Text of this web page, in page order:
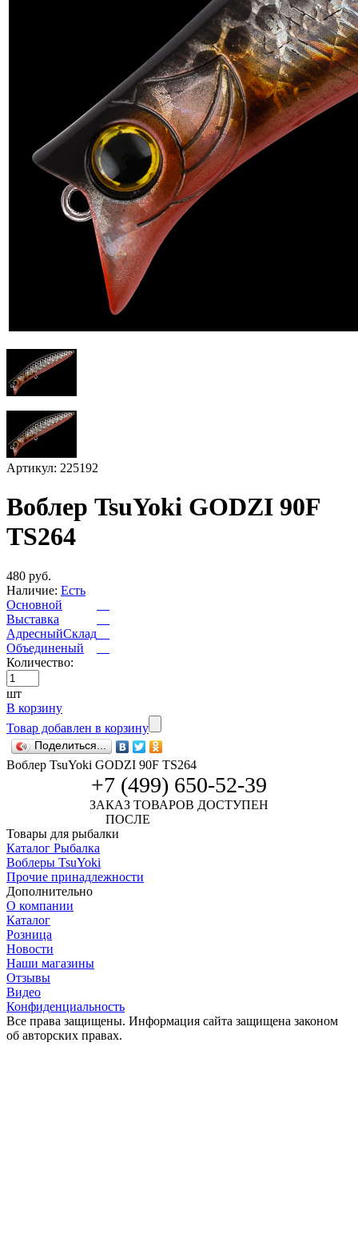
Артикул: 225192
Воблер TsuYoki GODZI 90F
TS264
480 руб.
Наличие: Есть
Основной
Выставка
АдресныйСклад
Объединеный
Количество:
шт
В корзину
Товар добавлен в корзину
Поделиться...
Воблер TsuYoki GODZI 90F TS264
+7 (499) 650-52-39
ЗАКАЗ ТОВАРОВ ДОСТУПЕН
ПОСЛЕ
Товары для рыбалки
Каталог Рыбалка
Воблеры TsuYoki
Прочие принадлежности
Дополнительно
О компании
Каталог
Розница
Новости
Наши магазины
Отзывы
Видео
Конфиденциальность
Все права защищены. Информация сайта защищена законом
об авторских правах.